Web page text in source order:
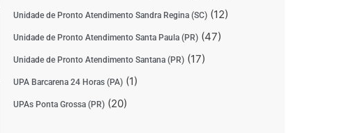
Unidade de Pronto Atendimento Sandra Regina (SC)(12)
Unidade de Pronto Atendimento Santa Paula (PR)(47)
Unidade de Pronto Atendimento Santana (PR)(17)
UPA Barcarena 24 Horas (PA)(1)
UPAs Ponta Grossa (PR)(20)